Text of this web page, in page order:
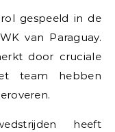
gespeeld in de
van Paraguay.
door cruciale
team hebben
heeft